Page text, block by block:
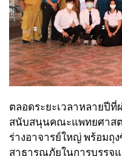
ตลอดระยะเวลาหลายปี
สนับสนุนคณะแพทยศาสต
ร่างอาจารย์ใหญ่ พร้อมถุ
สาธารณภัยในการบรรจุ